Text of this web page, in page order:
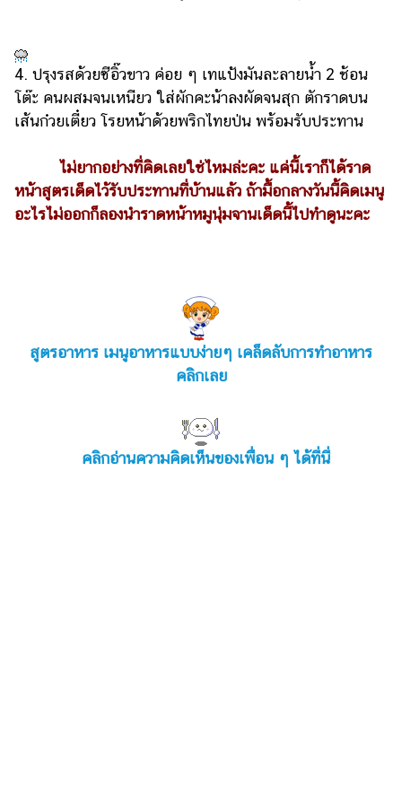
4. ปรุงรสด้วยซีอิ๊วขาว ค่อย ๆ เทแป้งมันละลายน้ำ 2 ช้อน
โต๊ะ คนผสมจนเหนียว ใส่ผักคะน้าลงผัดจนสุก ตักราดบน
เส้นก๋วยเตี๋ยว โรยหน้าด้วยพริกไทยป่น พร้อมรับประทาน
ไม่ยากอย่างที่คิดเลยใช่ไหมล่ะคะ แค่นี้เราก็ได้ราด
หน้าสูตรเด็ดไว้รับประทานที่บ้านแล้ว ถ้ามื้อกลางวันนี้คิดเมนู
อะไรไม่ออกก็ลองนำราดหน้าหมูนุ่มจานเด็ดนี้ไปทำดูนะคะ
สูตรอาหาร เมนูอาหารแบบง่ายๆ เคล็ดลับการทำอาหาร
คลิกเลย
คลิกอ่านความคิดเห็นของเพื่อน ๆ ได้ที่นี่